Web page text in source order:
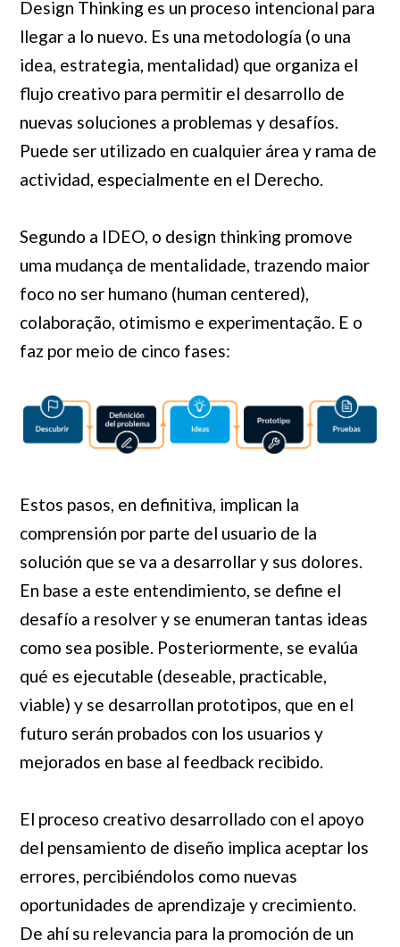
Design Thinking es un proceso intencional para
llegar a lo nuevo. Es una metodología (o una
idea, estrategia, mentalidad) que organiza el
flujo creativo para permitir el desarrollo de
nuevas soluciones a problemas y desafíos.
Puede ser utilizado en cualquier área y rama de
actividad, especialmente en el Derecho.
Segundo a IDEO, o design thinking promove
uma mudança de mentalidade, trazendo maior
foco no ser humano (human centered),
colaboração, otimismo e experimentação. E o
faz por meio de cinco fases:
Estos pasos, en definitiva, implican la
comprensión por parte del usuario de la
solución que se va a desarrollar y sus dolores.
En base a este entendimiento, se define el
desafío a resolver y se enumeran tantas ideas
como sea posible. Posteriormente, se evalúa
qué es ejecutable (deseable, practicable,
viable) y se desarrollan prototipos, que en el
futuro serán probados con los usuarios y
mejorados en base al feedback recibido.
El proceso creativo desarrollado con el apoyo
del pensamiento de diseño implica aceptar los
errores, percibiéndolos como nuevas
oportunidades de aprendizaje y crecimiento.
De ahí su relevancia para la promoción de un